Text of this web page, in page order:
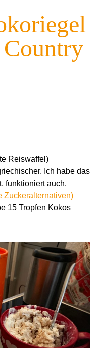
Reiswaffel)
Ich habe das
funktioniert auch.
Zuckeralternativen)
15 Tropfen Kokos